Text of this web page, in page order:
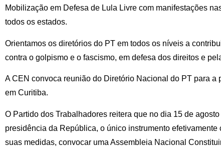
Mobilização em Defesa de Lula Livre com manifestações
todos os estados.
Orientamos os diretórios do PT em todos os níveis a
contra o golpismo e o fascismo, em defesa dos direitos e
A CEN convoca reunião do Diretório Nacional do PT para a
em Curitiba.
O Partido dos Trabalhadores reitera que no dia 15 de
presidência da República, o único instrumento
suas medidas, convocar uma Assembleia Nacional